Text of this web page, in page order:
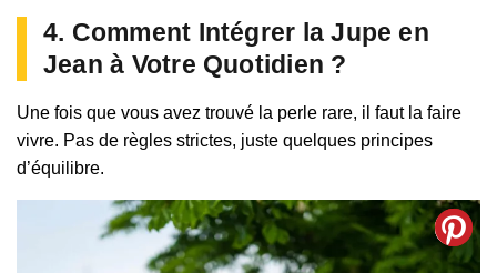
4. Comment Intégrer la Jupe en
Jean à Votre Quotidien ?
Une fois que vous avez trouvé la perle rare, il faut la faire
vivre. Pas de règles strictes, juste quelques principes
d’équilibre.